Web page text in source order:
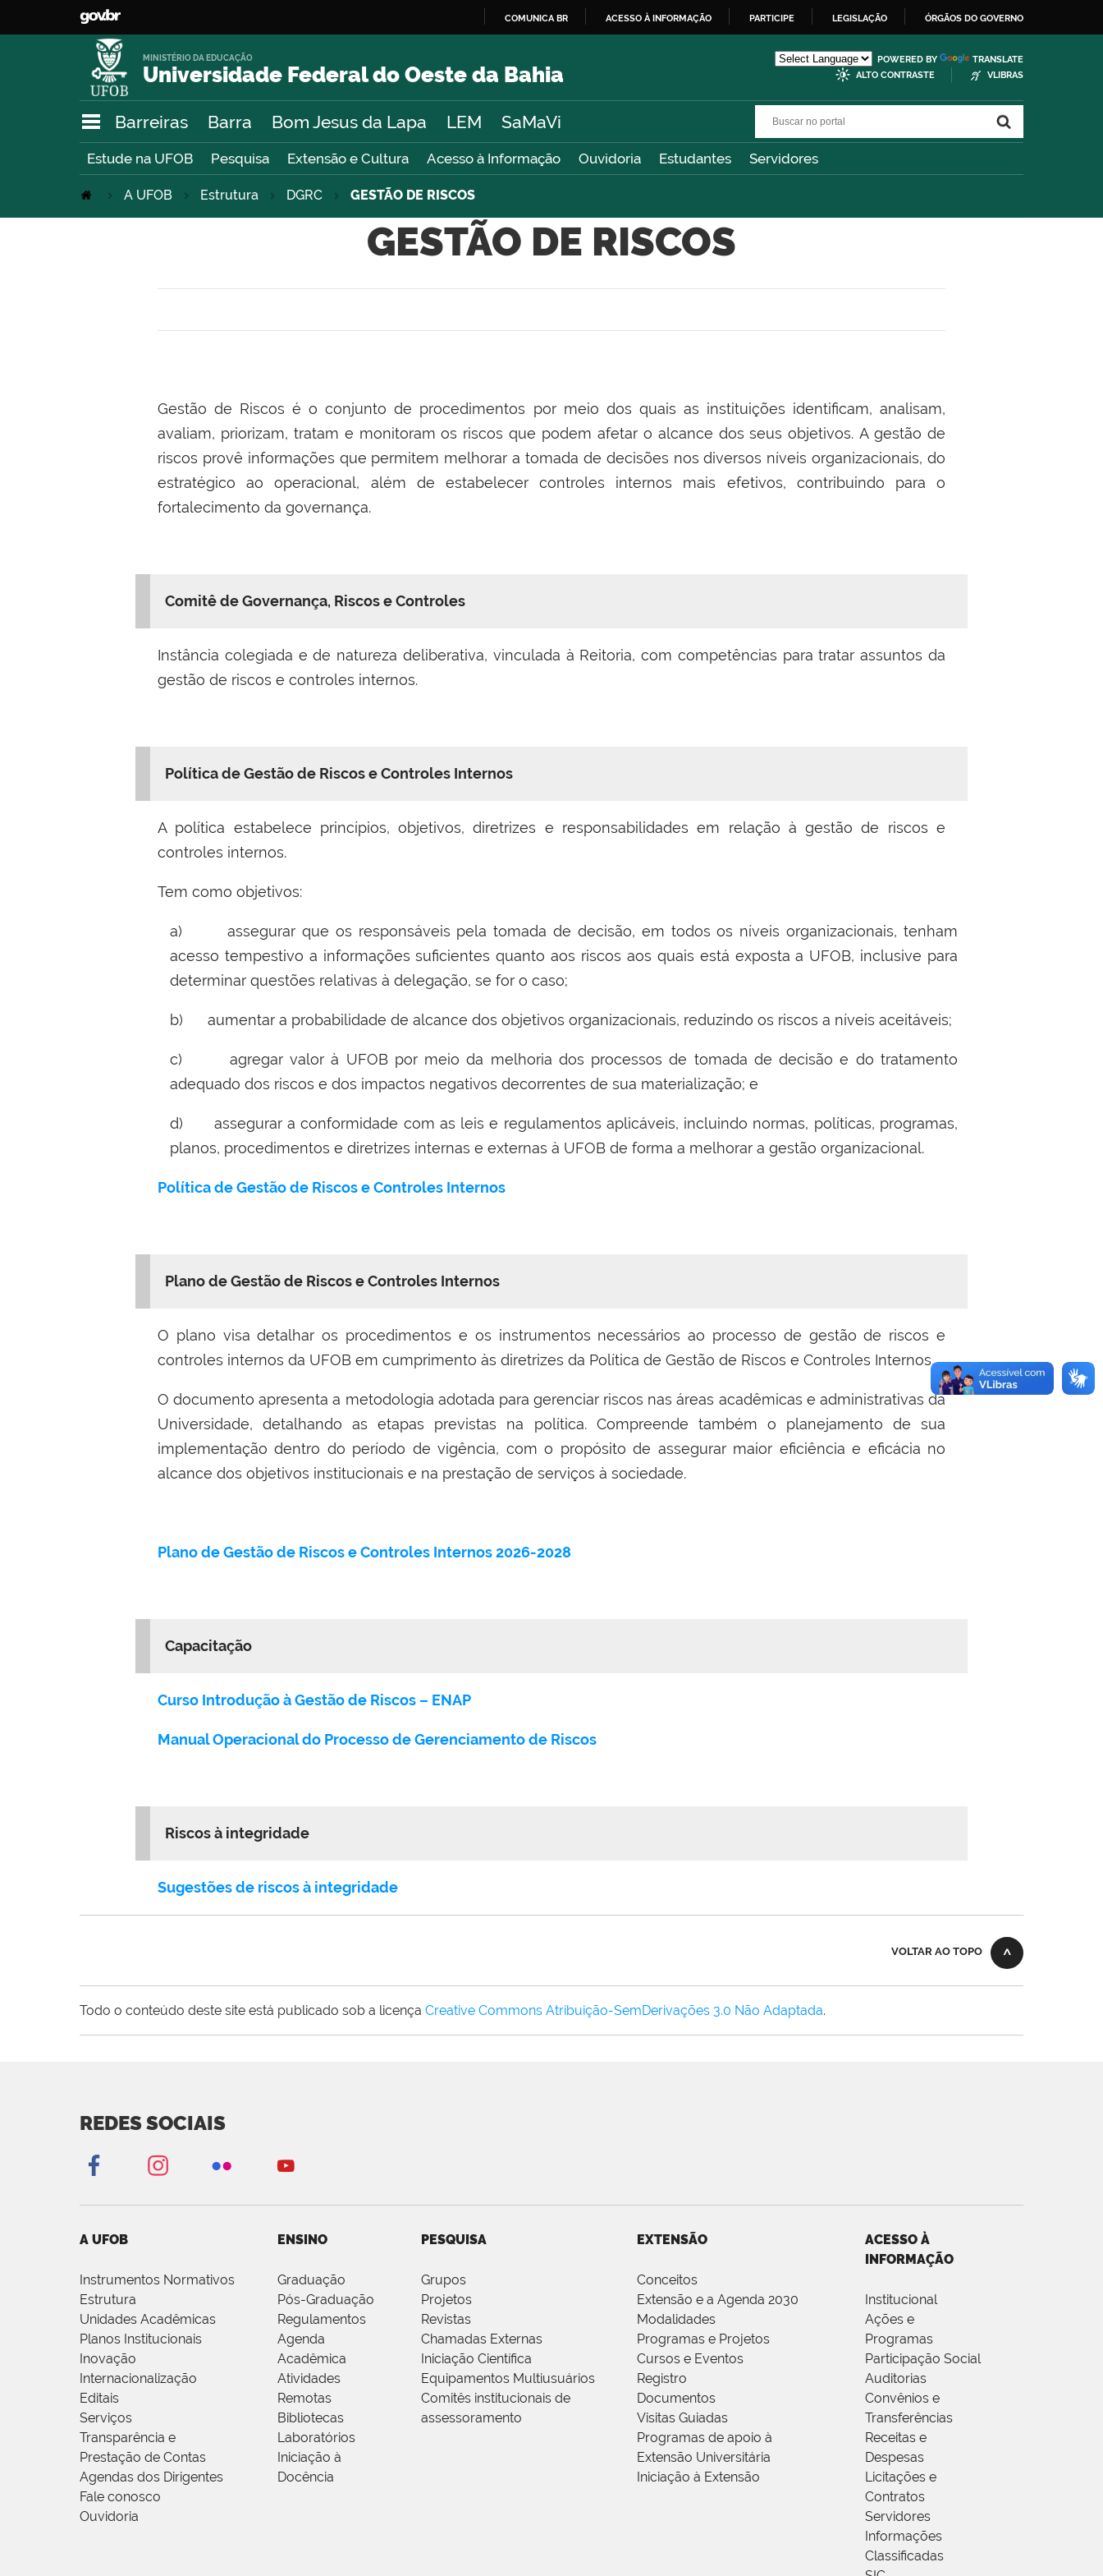
O
COMUNICA BR ACESSO À INFORMAÇÃO PARTICIPE LEGISLAÇÃO ÓRGÃOS DO GOVERNO
Universidade Federal do Oeste da Bahia
MINISTÉRIO DA EDUCAÇÃO POWERED BY
TRANSLATE
ALTO CONTRASTE
VLIBRAS
Barreiras Barra Bom Jesus da Lapa LEM SaMaVi
Estude na UFOB Pesquisa Extensão e Cultura Acesso à Informação Ouvidoria Estudantes Servidores
A UFOB Estrutura DGRC GESTÃO DE RISCOS
GESTÃO DE RISCOS
Gestão de Riscos é o conjunto de procedimentos por meio dos quais as instituições identificam, analisam,
avaliam, priorizam, tratam e monitoram os riscos que podem afetar o alcance dos seus objetivos. A gestão de
riscos provê informações que permitem melhorar a tomada de decisões nos diversos níveis organizacionais, do
estratégico ao operacional, além de estabelecer controles internos mais efetivos, contribuindo para o
fortalecimento da governança.
Comitê de Governança, Riscos e Controles
Instância colegiada e de natureza deliberativa, vinculada à Reitoria, com competências para tratar assuntos da
gestão de riscos e controles internos.
Política de Gestão de Riscos e Controles Internos
A política estabelece princípios, objetivos, diretrizes e responsabilidades em relação à gestão de riscos e
controles internos.
Tem como objetivos:
a) assegurar que os responsáveis pela tomada de decisão, em todos os níveis organizacionais, tenham
acesso tempestivo a informações suficientes quanto aos riscos aos quais está exposta a UFOB, inclusive para
determinar questões relativas à delegação, se for o caso;
b) aumentar a probabilidade de alcance dos objetivos organizacionais, reduzindo os riscos a níveis aceitáveis;
c) agregar valor à UFOB por meio da melhoria dos processos de tomada de decisão e do tratamento
adequado dos riscos e dos impactos negativos decorrentes de sua materialização; e
d) assegurar a conformidade com as leis e regulamentos aplicáveis, incluindo normas, políticas, programas,
planos, procedimentos e diretrizes internas e externas à UFOB de forma a melhorar a gestão organizacional.
Política de Gestão de Riscos e Controles Internos
Plano de Gestão de Riscos e Controles Internos
O plano visa detalhar os procedimentos e os instrumentos necessários ao processo de gestão de riscos e
controles internos da UFOB em cumprimento às diretrizes da Política de Gestão de Riscos e Controles Internos.
O documento apresenta a metodologia adotada para gerenciar riscos nas áreas acadêmicas e administrativas da
Universidade, detalhando as etapas previstas na política. Compreende também o planejamento de sua
implementação dentro do período de vigência, com o propósito de assegurar maior eficiência e eficácia no
alcance dos objetivos institucionais e na prestação de serviços à sociedade.
Plano de Gestão de Riscos e Controles Internos 2026-2028
Capacitação
Curso Introdução à Gestão de Riscos – ENAP
Manual Operacional do Processo de Gerenciamento de Riscos
Riscos à integridade
Sugestões de riscos à integridade
VOLTAR AO TOPO
Todo o conteúdo deste site está publicado sob a licença Creative Commons Atribuição-SemDerivações 3.0 Não Adaptada.
REDES SOCIAIS
A UFOB
Instrumentos Normativos
Estrutura
Unidades Acadêmicas
Planos Institucionais
Inovação
Internacionalização
Editais
Serviços
Transparência e
Prestação de Contas
Agendas dos Dirigentes
Fale conosco
Ouvidoria
ENSINO
Graduação
Pós-Graduação
Regulamentos
Agenda
Acadêmica
Atividades
Remotas
Bibliotecas
Laboratórios
Iniciação à
Docência
PESQUISA
Grupos
Projetos
Revistas
Chamadas Externas
Iniciação Científica
Equipamentos Multiusuários
Comitês institucionais de
assessoramento
EXTENSÃO
Conceitos
Extensão e a Agenda 2030
Modalidades
Programas e Projetos
Cursos e Eventos
Registro
Documentos
Visitas Guiadas
Programas de apoio à
Extensão Universitária
Iniciação à Extensão
ACESSO À
INFORMAÇÃO
Institucional
Ações e
Programas
Participação Social
Auditorias
Convênios e
Transferências
Receitas e
Despesas
Licitações e
Contratos
Servidores
Informações
Classificadas